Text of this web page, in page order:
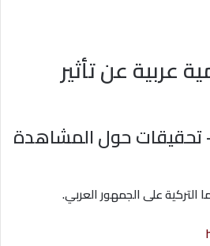
عربية عن تأثير
تحقيقات حول المشاهدة
التركية على الجمهور العربي.